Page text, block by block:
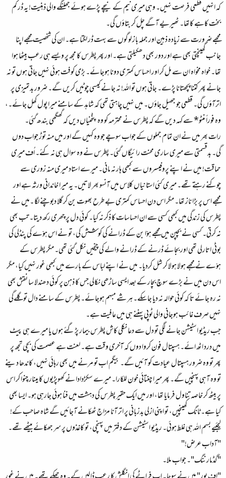
کہ انہیں قطعی فرصت نہیں۔ وہی میری نیم کے نیچے پڑے ہوئے جھلنگے والی ذہنیت! یہ ڈر کم
بخت کاہے کاتھا۔ ٹھیریے آگے چل کر بتاؤں گی۔
مجھے ضرورت سے زیادہ ذہین اور جملہ باز لوگوں سے بہت ڈر لگتا ہے۔ ان کی شخصیت مجھے اپنا
جانب کھینچتی بھی ہے اور دور بھی دھکیلتی ہے۔ اور پھر پطرس کا مجھ پر ویسے ہی رعب بیٹھا ہوا
تھا۔ خواہ مخواہ ان سے مل کر اور احساس کمتری دونا ہوجائے۔ بڑی کوفت ہوئی نہیں جاتی ہوں تو نہ
جانے پھر کتنا پچھتانا پڑے۔ جاتی ہوں تو الله! نہ جانے کیسی چوٹیں کریں گے۔ ضرور بدتمیزی پر
اترآؤں گی۔ قطعی جو جھیل جاؤں۔ میں نہیں چاہتی تھی کہ شاہد کے سامنے میرا پول کھل جائے۔،
وہ فوراً منٹو* سے کہہ دیں گے کہ پطرس نے محترمہ کو وہ پٹخنیاں دیں کہ گھگھی بندھ گئی۔
رات بھر میں نے ان تمام جملوں کے جواب سوچے جو وہ کہیں گے اور میں منہ توڑ جواب دوں
گی۔ بدقسمتی سے میری ساری محنت رائیگاں گئی۔ پطرس نے وہ سوال ہی نہ کئے۔ اُف میری
حماقت! میں نے اپنے پروفیسروں سے کبھی ہار نہ مانی۔ میرے استاد میری منہ زوری سے
چوکنے رہتے تھے۔ میری کئی استانیاں کلاس میں آنسو بھر لاتیں۔ یہ میرا خاندانی ورثہ ہے اور
مجھے اس پر بڑا ناز تھا۔ مگر اس دن احساس کمتری بے طرح بھوت بن کر گلا دبوچنے لگا ۔میں نے
پطرس کی زندگی میں کبھی کسی سے ان احساسات کا ذکر نہ کیا۔ کوئی دل پر چھری رکھ دیتا۔ تب بھی
نہ کرتی۔ کسی نے بچپن میں مجھے ہوّا بن کے ڈرانے کی کوشش کی، تو نے اس ہوّے کی پنڈلی کی
بوٹی اتارلی تھی اور بجائے ڈرنے کے ڈرانے والے کی چیخیں نکل گئی تھی۔ مگر پطرس کے
ہوّے نے مجھے ہولا ہولا کر شل کردیا۔ میں نے اپنے لباس کے بارے میں کبھی غور نہیں کیا، مگر
اس دن میں نے بڑے سوچ بچار کے بعد ایسی ساڑھی نکالی جس کا ذہن پر کوئی دھندلا سا نقش بھی
نہ رہ جائے تا کہ کوئی حوالہ نہ دیا جاسکے۔ ہر شے مبہم ہوجائے۔ پطرس کے سامنے دال تو گلےگی
نہیں صرف غائب ہوجانی والی ٹوپی پہننے ہی میں عافیت ہے۔
جب ریڈیو اسٹیشن جانے لگی تو دل سے دعا نکلی کاش پطرس بیمار پڑگئے ہوں یا میرے ہی پیٹ
میں درد اٹھ ائے۔ ہسپتال فون کروا دوں کہ آخری وقت ہے۔ لعنت ہے عصمت کی بچی تجھ پر
پھر تو وہ ضرور ہسپتال عیادت کو آئیں گے۔ بیگم اب تو مرنے میں بھی رہائی نہیں، کاندھا دینے
تو وہ آہی پہنچیں گے۔ پھر میرا چغتائی خون للکارا۔ میرے سکڑدادا نے کھوپڑیوں کا مینار چنوا کر اس
پر بیٹھ کر خاصہ تناول فرمایا تھا، اور میں ایک حقیر پطرس کی دہشت میں فنا ہوئی جارہی ہو۔ ایسا بھی
کیا ہے۔ ٹانگ کھینچیں، تو اپنی ازلی بدزبانی پر اتر آنا مزاج ٹھکانے آجائیں گے شاہ صاحب کے!
لیجئیے بسم الله ہی غلط ہوئی۔ ریڈیو اسٹیشن کے دفتر میں پہنچی، تو کاغذوں پر سر جھکائے بیٹھے تھے۔
"آداب عرض!"
"گڈمارننگ"۔ جواب ملا۔